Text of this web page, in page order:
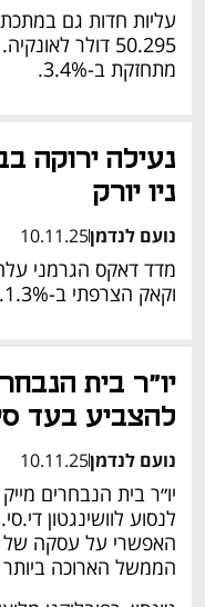
מתחזקת ב-3.4%.
ניו יורק
נועם לנדמן10.11.25
וקאק הצרפתי ב-1.3%.
להצביע בעד
נועם לנדמן10.11.25
הממשל הארוכה